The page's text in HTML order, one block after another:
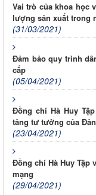
Vai trò của khoa học
lượng sản xuất trong
(31/03/2021)
Đảm bảo quy trình
cấp
(05/04/2021)
Đồng chí Hà Huy
tảng tư tưởng của
(23/04/2021)
Đồng chí Hà Huy Tập
mạng
(29/04/2021)